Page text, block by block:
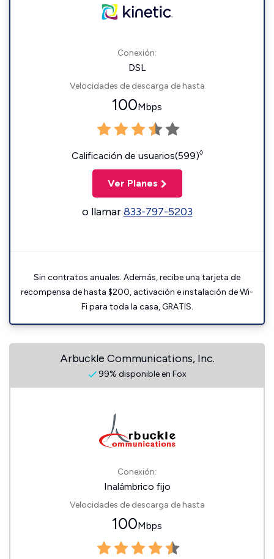
Conexión:
DSL
Velocidades de descarga de hasta
100Mbps
Calificación de usuarios(599)◊
Ver Planes
o llamar833-797-5203
Sin contratos anuales. Además, recibe una tarjeta de
recompensa de hasta $200, activación e instalación de Wi-
Fi para toda la casa, GRATIS.
Arbuckle Communications, Inc.
99% disponible en Fox
Conexión:
Inalámbrico fijo
Velocidades de descarga de hasta
100Mbps